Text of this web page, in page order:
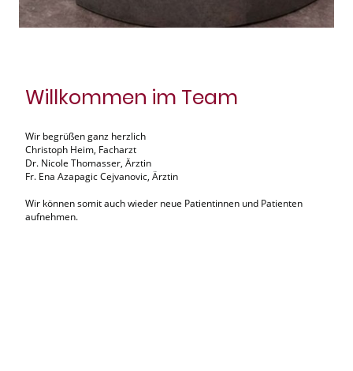
Willkommen im Team
Wir begrüßen ganz herzlich
Christoph Heim, Facharzt
Dr. Nicole Thomasser, Ärztin
Fr. Ena Azapagic Cejvanovic, Ärztin
Wir können somit auch wieder neue Patientinnen und Patienten
aufnehmen.